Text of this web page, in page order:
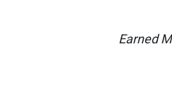
Earned